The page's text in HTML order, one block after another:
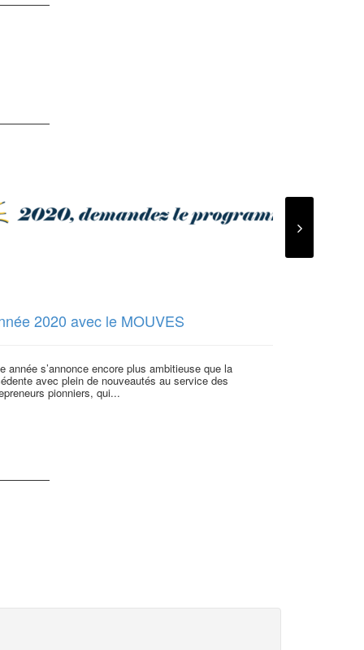
2020 avec le MOUVES
année s’annonce encore plus ambitieuse que la
avec plein de nouveautés au service des
pionniers, qui...